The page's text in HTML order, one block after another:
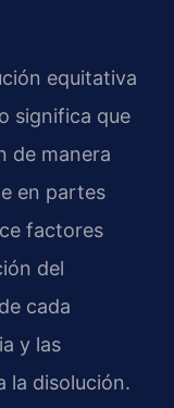
equitativa
significa que
de manera
en partes
factores
del
cada
y las
la disolución.